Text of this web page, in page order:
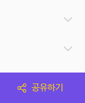
공유하기